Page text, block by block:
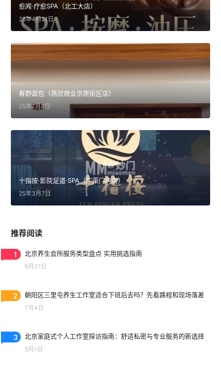
愈闻·疗愈SPA（北工大店）
25年4月21日
春野面包（燕欣商业京原街区店）
25年7月8日
十指按·影院足道·SPA（广渠门内店）
25年3月7日
推荐阅读
1 北京养生会所服务类型盘点 实用挑选指南
6月27日
2 朝阳区三里屯养生工作室适合下班后去吗？先看路程和现场落差
7月4日
3 北京家庭式个人工作室探访指南：舒适私密与专业服务的新选择
5月1日